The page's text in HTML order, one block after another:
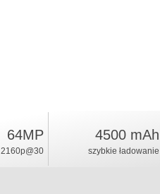
64MP
2160p@30
4500 mAh
szybkie ładowanie